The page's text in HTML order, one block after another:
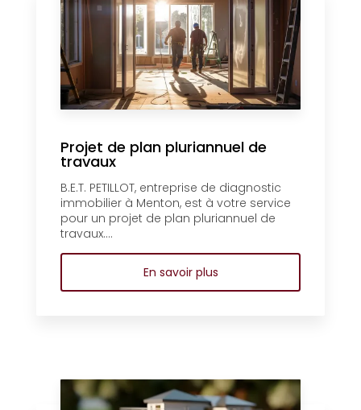
Projet de plan pluriannuel de
travaux
B.E.T. PETILLOT, entreprise de diagnostic
immobilier à Menton, est à votre service
pour un projet de plan pluriannuel de
travaux....
En savoir plus